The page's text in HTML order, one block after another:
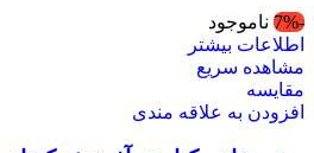
-7%
ناموجود
اطلاعات بیشتر
مشاهده سریع
مقایسه
افزودن به علاقه مندی